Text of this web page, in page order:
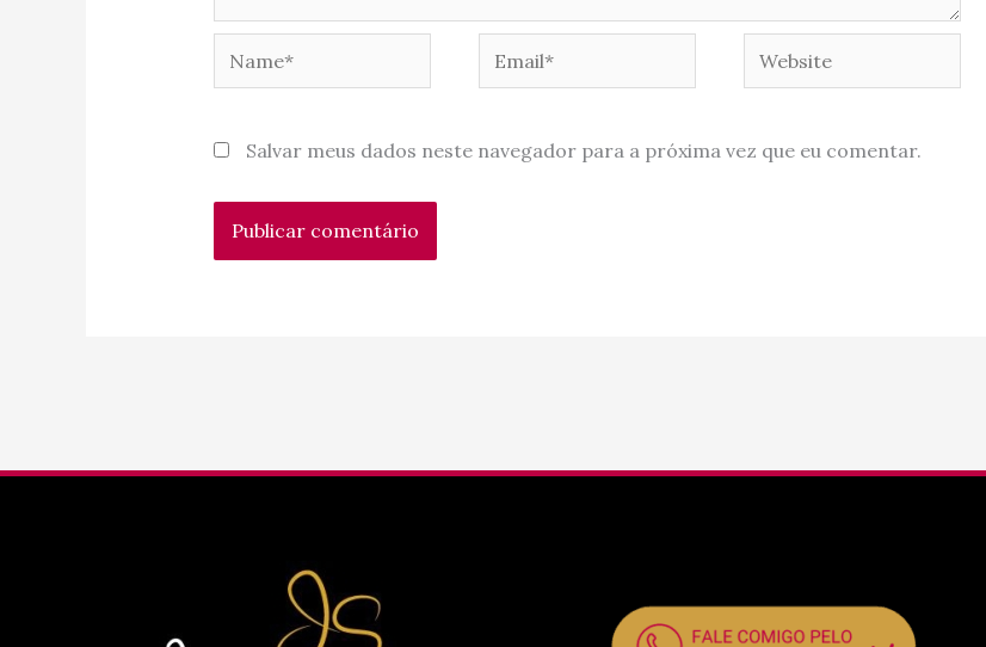
Website
Salvar meus dados neste navegador para a próxima vez que eu comentar.